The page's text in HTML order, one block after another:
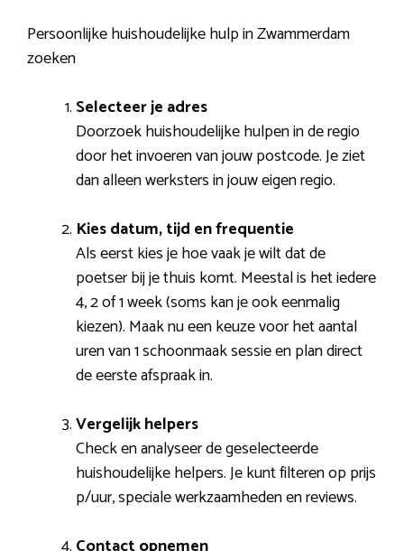
Persoonlijke huishoudelijke hulp in Zwammerdam
zoeken
Selecteer je adres
Doorzoek huishoudelijke hulpen in de regio
door het invoeren van jouw postcode. Je ziet
dan alleen werksters in jouw eigen regio.
Kies datum, tijd en frequentie
Als eerst kies je hoe vaak je wilt dat de
poetser bij je thuis komt. Meestal is het iedere
4, 2 of 1 week (soms kan je ook eenmalig
kiezen). Maak nu een keuze voor het aantal
uren van 1 schoonmaak sessie en plan direct
de eerste afspraak in.
Vergelijk helpers
Check en analyseer de geselecteerde
huishoudelijke helpers. Je kunt filteren op prijs
p/uur, speciale werkzaamheden en reviews.